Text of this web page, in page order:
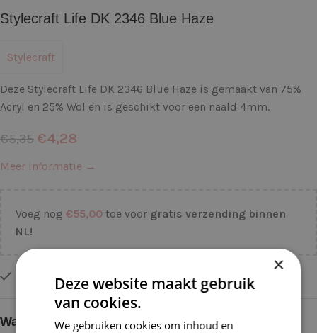
Stylecraft Life DK 2346 Blue Haze
Stylecraft
Deze Stylecraft Life DK 2346 Blue Haze is gemaakt van 75%
Acryl en 25% Wol en is geschikt voor een naald 4mm.
€5,35 €4,28
Meer informatie →
Voeg nog €55,00 toe voor gratis verzending binnen
NL!
Op voorraad
Waarom kopen bij de Wolkast?
×
Deze website maakt gebruik
van cookies.
We gebruiken cookies om inhoud en